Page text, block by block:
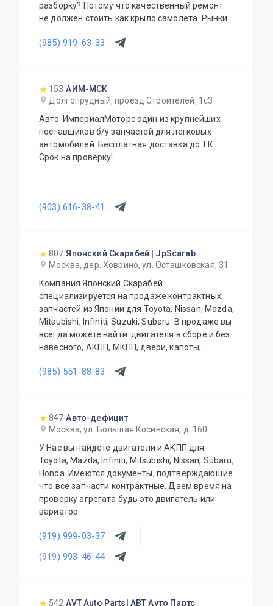
разборку? Потому что качественный ремонт
не должен стоить как крыло самолета. Рынки
отличных доноров с живыми узлами. Мы
(985) 919-63-33
153 АИМ-МСК
Долгопрудный, проезд Строителей, 1с3
Авто-ИмпериалМоторс один из крупнейших
поставщиков б/у запчастей для легковых
автомобилей. Бесплатная доставка до ТК.
Срок на проверку!
(903) 616-38-41
807 Японский Скарабей | JpScarab
Москва, дер. Ховрино, ул. Осташковская, 31
Компания Японский Скарабей
специализируется на продаже контрактных
запчастей из Японии для Toyota, Nissan, Mazda,
Mitsubishi, Infiniti, Suzuki, Subaru. В продаже вы
всегда можете найти: двигателя в сборе и без
навесного, АКПП, МКПП, двери, капоты,
двери, фары, фонари, телевизоры, радиаторы,
осуществляем доставку по Москве и
Московской области, транспортной компанией
по России и доставку до транспортной
компании.
(985) 551-88-83
847 Авто-дефицит
Москва, ул. Большая Косинская, д. 160
У Нас вы найдете двигатели и АКПП для
Toyota, Mazda, Infiniti, Mitsubishi, Nissan, Subaru,
Honda. Имеются документы, подтверждающие
что все запчасти контрактные. Даем время на
проверку агрегата будь это двигатель или
вариатор.
(919) 999-03-37
(919) 993-46-44
542 AVT Auto Parts| АВТ Ауто Партс